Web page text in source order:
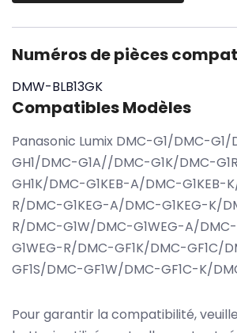
Numéros de pièces
DMW-BLB13GK
Compatibles Modèles
Panasonic Lumix DMC-G1/DMC-
GH1/DMC-G1A//DMC-G1K/DMC-
GH1K/DMC-G1KEB-A/DMC-G1KEB-
R/DMC-G1KEG-A/DMC-G1KEG-K/
R/DMC-G1W/DMC-G1WEG-A/
G1WEG-R/DMC-GF1K/DMC-GF1C/
GF1S/DMC-GF1W/DMC-GF1C-K/
Pour garantir la compatibilité,